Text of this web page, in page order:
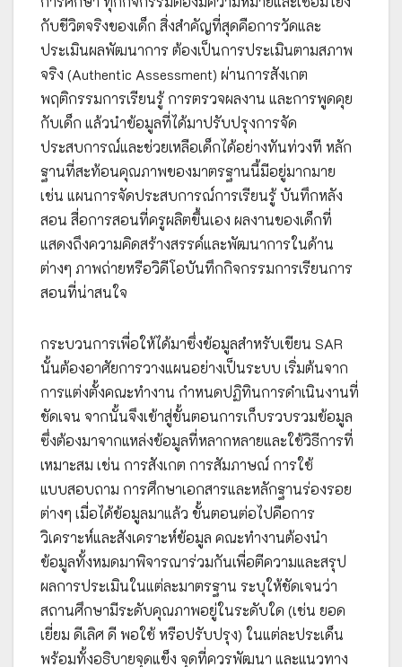
กับชีวิตจริงของเด็ก สิ่งสำคัญที่สุดคือการวัดและ
ประเมินผลพัฒนาการ ต้องเป็นการประเมินตามสภาพ
จริง (Authentic Assessment) ผ่านการสังเกต
พฤติกรรมการเรียนรู้ การตรวจผลงาน และการพูดคุย
กับเด็ก แล้วนำข้อมูลที่ได้มาปรับปรุงการจัด
ประสบการณ์และช่วยเหลือเด็กได้อย่างทันท่วงที หลัก
ฐานที่สะท้อนคุณภาพของมาตรฐานนี้มีอยู่มากมาย
เช่น แผนการจัดประสบการณ์การเรียนรู้ บันทึกหลัง
สอน สื่อการสอนที่ครูผลิตขึ้นเอง ผลงานของเด็กที่
แสดงถึงความคิดสร้างสรรค์และพัฒนาการในด้าน
ต่างๆ ภาพถ่ายหรือวิดีโอบันทึกกิจกรรมการเรียนการ
สอนที่น่าสนใจ
กระบวนการเพื่อให้ได้มาซึ่งข้อมูลสำหรับเขียน SAR
นั้นต้องอาศัยการวางแผนอย่างเป็นระบบ เริ่มต้นจาก
การแต่งตั้งคณะทำงาน กำหนดปฏิทินการดำเนินงานที่
ชัดเจน จากนั้นจึงเข้าสู่ขั้นตอนการเก็บรวบรวมข้อมูล
ซึ่งต้องมาจากแหล่งข้อมูลที่หลากหลายและใช้วิธีการที่
เหมาะสม เช่น การสังเกต การสัมภาษณ์ การใช้
แบบสอบถาม การศึกษาเอกสารและหลักฐานร่องรอย
ต่างๆ เมื่อได้ข้อมูลมาแล้ว ขั้นตอนต่อไปคือการ
วิเคราะห์และสังเคราะห์ข้อมูล คณะทำงานต้องนำ
ข้อมูลทั้งหมดมาพิจารณาร่วมกันเพื่อตีความและสรุป
ผลการประเมินในแต่ละมาตรฐาน ระบุให้ชัดเจนว่า
สถานศึกษามีระดับคุณภาพอยู่ในระดับใด (เช่น ยอด
เยี่ยม ดีเลิศ ดี พอใช้ หรือปรับปรุง) ในแต่ละประเด็น
พร้อมทั้งอธิบายจุดแข็ง จุดที่ควรพัฒนา และแนวทาง